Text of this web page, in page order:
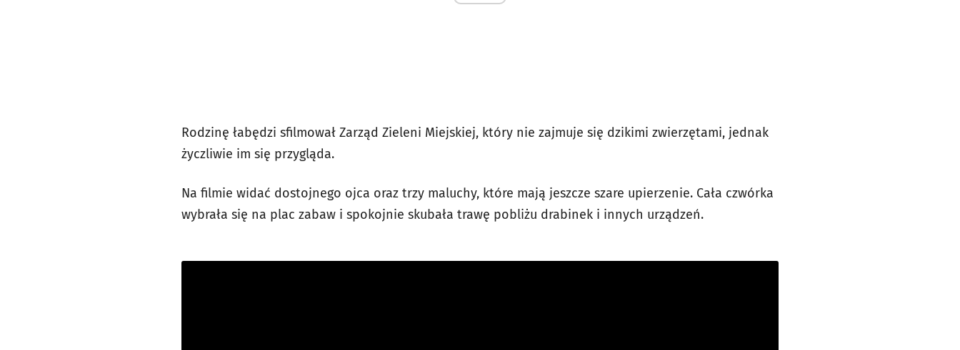
Rodzinę łabędzi sfilmował Zarząd Zieleni Miejskiej, który nie zajmuje się dzikimi zwierzętami, jednak
życzliwie im się przygląda.
Na filmie widać dostojnego ojca oraz trzy maluchy, które mają jeszcze szare upierzenie. Cała czwórka
wybrała się na plac zabaw i spokojnie skubała trawę pobliżu drabinek i innych urządzeń.